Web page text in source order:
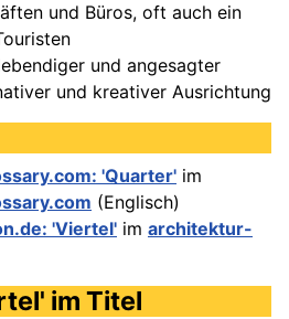
und Büros, oft auch ein
und angesagter
und kreativer Ausrichtung
'Quarter' im
(Englisch)
'Viertel' im architektur-
im Titel